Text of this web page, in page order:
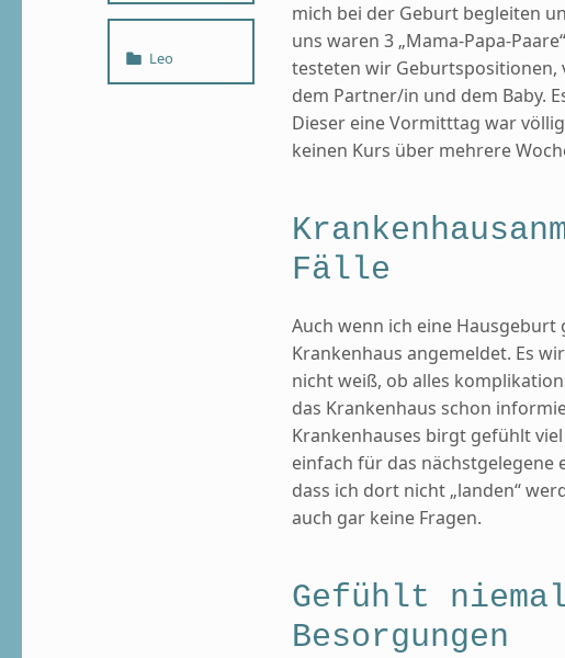
Categorized in:
Leo
mich bei der Geburt begleiten
uns waren 3 „Mama-Papa-
testeten wir Geburtspositionen,
dem Partner/in und dem Baby.
Dieser eine Vormitttag war
keinen Kurs über mehrere
Fälle
Auch wenn ich eine
Krankenhaus angemeldet. Es
nicht weiß, ob alles
das Krankenhaus schon
Krankenhauses birgt gefühlt
einfach für das nächstgelegene
dass ich dort nicht „landen“
auch gar keine Fragen.
Gefühlt
Besorgungen